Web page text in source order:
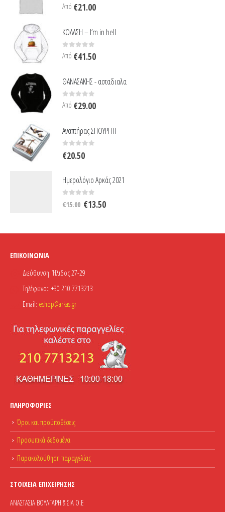
0 out of 5
Από €21.00
ΚΟΛΑΣΗ – I’m in hell
0 out of 5
Από €41.50
ΘΑΝΑΣΑΚΗΣ - ασταδιαλα
0 out of 5
Από €29.00
Αναπτήρας ΣΠΟΥΡΓΙΤΙ
0out of 5
€20.50
Ημερολόγιο Αρκάς 2021
out of 5
€15.00 Original
€15.00.
€13.50Η
είναι:
ΕΠΙΚΟΙΝΩΝΊΑ
Διεύθυνση: Ήλιδος 27-29
Τηλέφωνο:: +30 210 7713213
Email: eshop@arkas.gr
ΠΛΗΡΟΦΟΡΊΕΣ
Όροι και προϋποθέσεις
Προσωπικά δεδομένα
Παρακολούθηση παραγγελίας
ΣΤΟΙΧΕΊΑ ΕΠΙΧΕΊΡΗΣΗΣ
ΑΝΑΣΤΑΣΙΑ ΒΟΥΛΓΑΡΗ & ΣΙΑ Ο.Ε